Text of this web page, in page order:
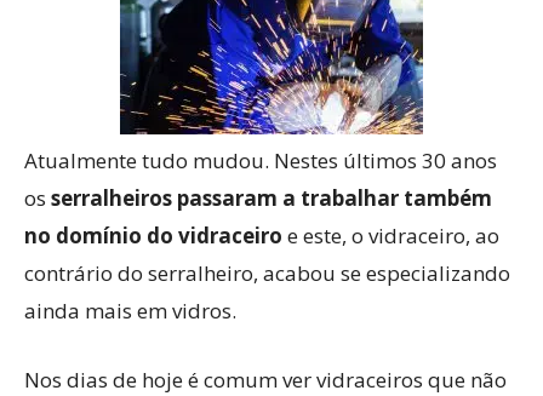
Atualmente tudo mudou. Nestes últimos 30 anos
os serralheiros passaram a trabalhar também
no domínio do vidraceiro e este, o vidraceiro, ao
contrário do serralheiro, acabou se especializando
ainda mais em vidros.
Nos dias de hoje é comum ver vidraceiros que não